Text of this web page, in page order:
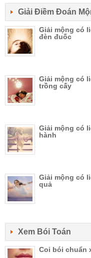
Giải Điềm Đoán
Giải mộng có
đèn đuốc
Giải mộng có
trồng cấy
Giải mộng có
hành
Giải mộng có
quả
Xem Bói Toán
Coi bói chuẩn